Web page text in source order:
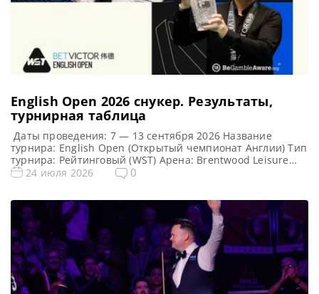
English Open 2026 cнукер. Результаты,
турнирная таблица
Даты проведения: 7 — 13 сентября 2026 Название
турнира: English Open (Открытый чемпионат Англии) Тип
турнира: Рейтинговый (WST) Арена: Brentwood Leisure
Centre Место проведения (населенный пункт, город,
Марк Аллен ( 2025 ) Турнирная таблица English Open
2026: Открытый чемпионат Англии 2026 — турнирная […]
24 июля 2026 0